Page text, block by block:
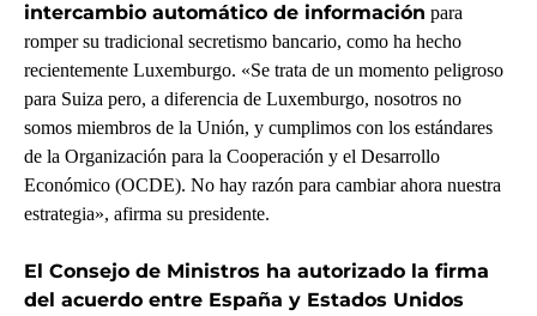
intercambio automático de información para
romper su tradicional secretismo bancario, como ha hecho
recientemente Luxemburgo. «Se trata de un momento peligroso
para Suiza pero, a diferencia de Luxemburgo, nosotros no
somos miembros de la Unión, y cumplimos con los estándares
de la Organización para la Cooperación y el Desarrollo
Económico (OCDE). No hay razón para cambiar ahora nuestra
estrategia», afirma su presidente.
El Consejo de Ministros ha autorizado la firma
del acuerdo entre España y Estados Unidos